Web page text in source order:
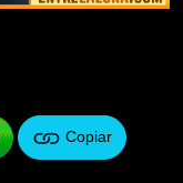
Copiar